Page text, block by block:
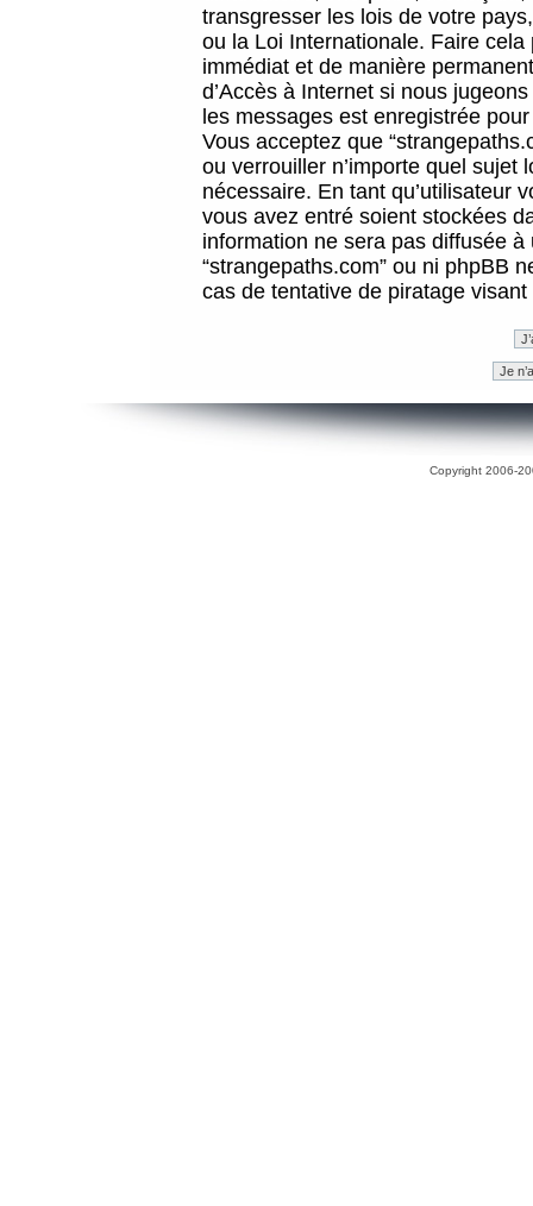
transgresser les lois de votre
ou la Loi Internationale. Faire
immédiat et de manière
d’Accès à Internet si nous
les messages est enregistrée
Vous acceptez que
ou verrouiller n’importe quel sujet
nécessaire. En tant qu’utilisateur
vous avez entré soient stockées
information ne sera pas diffusée
“strangepaths.com” ou ni phpBB
cas de tentative de piratage
Copyright 2006-